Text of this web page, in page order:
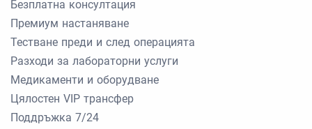
Безплатна консултация
Премиум настаняване
Тестване преди и след операцията
Разходи за лабораторни услуги
Медикаменти и оборудване
Цялостен VIP трансфер
Поддръжка 7/24